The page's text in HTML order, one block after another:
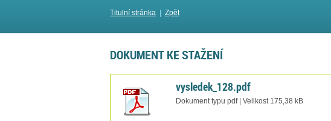
Titulní stránka Zpět
DOKUMENT KE STAŽENÍ
vysledek_128.pdf
Dokument typu pdf | Velikost 175,38 kB